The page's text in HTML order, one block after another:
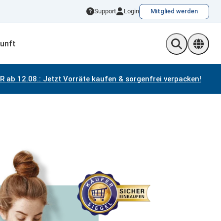
×
Support Login Mitglied werden
ab 12.08.: Jetzt Vorräte kaufen & sorgenfrei verpacken!